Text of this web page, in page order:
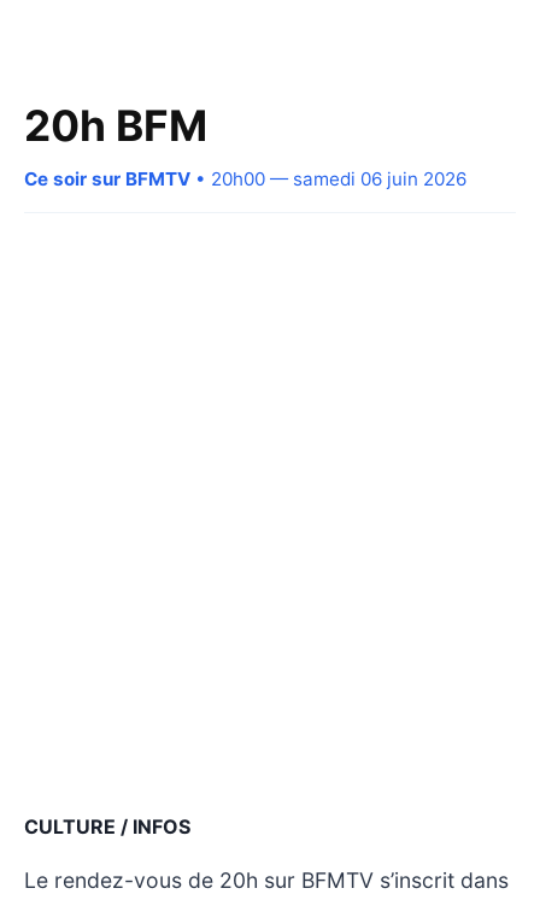
20h BFM
Ce soir sur BFMTV • 20h00 — samedi 06 juin 2026
CULTURE / INFOS
Le rendez-vous de 20h sur BFMTV s’inscrit dans